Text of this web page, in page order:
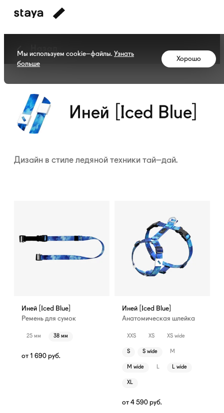
Коллекция
Иней
[Iced
Blue] Иней [Iced Blue]
Дизайн в стиле ледяной техники тай–дай.
Иней [Iced Blue]
Ремень для сумок
25 мм 38 мм
от 1 690 руб.
Иней [Iced Blue]
Анатомическая шлейка
XXS XS XS wide
S S wide M
M wide L L wide
XL
от 4 590 руб.
Мы используем cookie–файлы. Узнать
больше
Хорошо